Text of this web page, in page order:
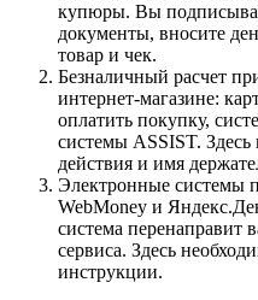
купюры. Вы
документы, вносите
товар и чек.
Безналичный расчет
интернет-магазине:
оплатить покупку,
системы ASSIST.
действия и имя
Электронные системы
WebMoney и
система перенаправит
сервиса. Здесь
инструкции.